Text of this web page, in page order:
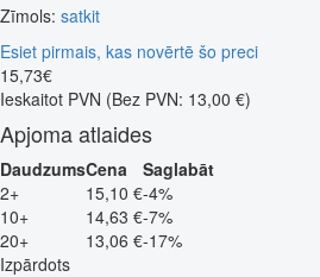
Zīmols: satkit
Esiet pirmais, kas novērtē šo preci
15,73€
Ieskaitot PVN (Bez PVN: 13,00 €)
Apjoma atlaides
DaudzumsCena
Saglabāt
2+
15,10 €-4%
10+
14,63 €-7%
20+
13,06 €-17%
Izpārdots